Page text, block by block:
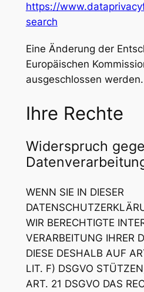
https://
search
Eine Änderung der
Europäischen
ausgeschlossen werden.
Ihre Rechte
Widerspruch
WENN SIE IN DIESER
WIR BERECHTIGTE
VERARBEITUNG IHRER
DIESE DESHALB AUF
LIT. F) DSGVO
ART. 21 DSGVO DAS